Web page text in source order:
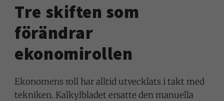
Tre skiften som
förändrar
ekonomirollen
Ekonomens roll har alltid utvecklats i takt med
tekniken. Kalkylbladet ersatte den manuella